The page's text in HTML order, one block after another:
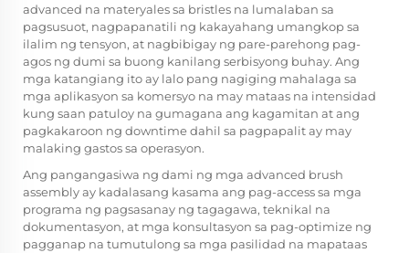
advanced na materyales sa bristles na lumalaban sa
pagsusuot, nagpapanatili ng kakayahang umangkop sa
ilalim ng tensyon, at nagbibigay ng pare-parehong pag-
agos ng dumi sa buong kanilang serbisyong buhay. Ang
mga katangiang ito ay lalo pang nagiging mahalaga sa
mga aplikasyon sa komersyo na may mataas na intensidad
kung saan patuloy na gumagana ang kagamitan at ang
pagkakaroon ng downtime dahil sa pagpapalit ay may
malaking gastos sa operasyon.
Ang pangangasiwa ng dami ng mga advanced brush
assembly ay kadalasang kasama ang pag-access sa mga
programa ng pagsasanay ng tagagawa, teknikal na
dokumentasyon, at mga konsultasyon sa pag-optimize ng
pagganap na tumutulong sa mga pasilidad na mapataas